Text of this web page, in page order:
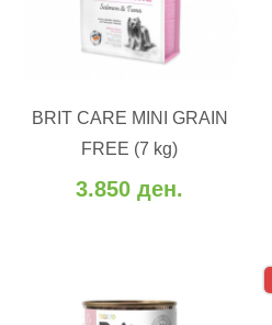
BRIT CARE MINI GRAIN
FREE (7 kg)
3.850 ден.
Додај во желби
Додај за споредба